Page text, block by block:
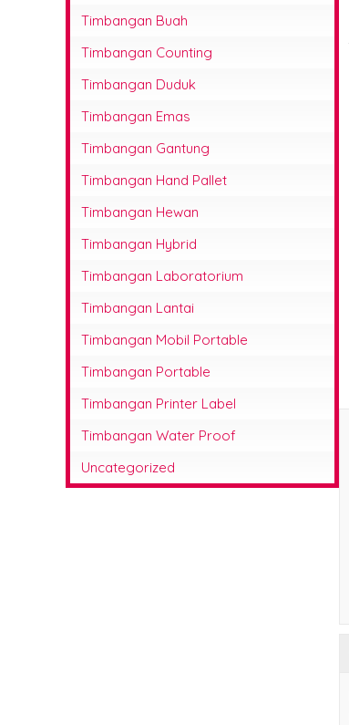
Timbangan Buah
Timbangan Counting
Timbangan Duduk
Timbangan Emas
Timbangan Gantung
Timbangan Hand Pallet
Timbangan Hewan
Timbangan Hybrid
Timbangan Laboratorium
Timbangan Lantai
Timbangan Mobil Portable
Timbangan Portable
Timbangan Printer Label
Timbangan Water Proof
Uncategorized